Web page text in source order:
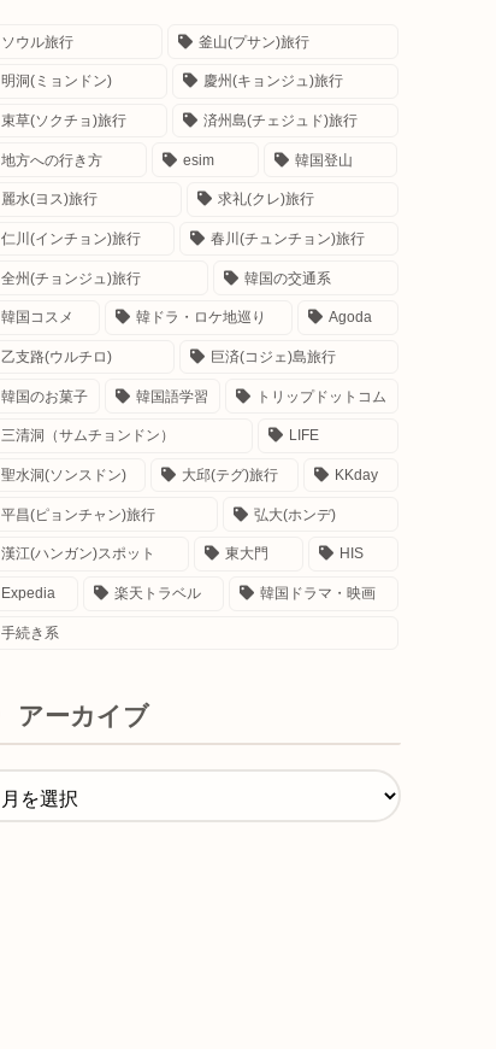
ソウル旅行 釜山(プサン)旅行
明洞(ミョンドン) 慶州(キョンジュ)旅行
束草(ソクチョ)旅行 済州島(チェジュド)旅行
地方への行き方 esim 韓国登山
麗水(ヨス)旅行 求礼(クレ)旅行
仁川(インチョン)旅行 春川(チュンチョン)旅行
全州(チョンジュ)旅行 韓国の交通系
韓国コスメ 韓ドラ・ロケ地巡り Agoda
乙支路(ウルチロ) 巨済(コジェ)島旅行
韓国のお菓子 韓国語学習 トリップドットコム
三清洞（サムチョンドン） LIFE
聖水洞(ソンスドン) 大邱(テグ)旅行 KKday
平昌(ピョンチャン)旅行 弘大(ホンデ)
漢江(ハンガン)スポット 東大門 HIS
Expedia 楽天トラベル 韓国ドラマ・映画
手続き系
アーカイブ